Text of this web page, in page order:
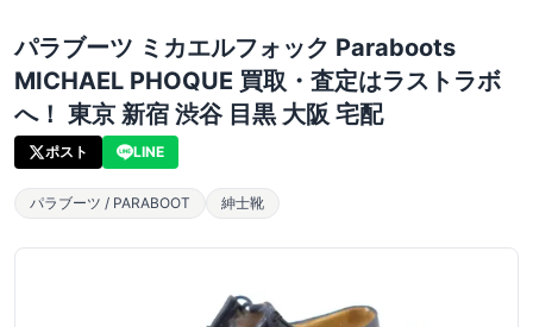
パラブーツ ミカエルフォック Paraboots
MICHAEL PHOQUE 買取・査定はラストラボ
へ！ 東京 新宿 渋谷 目黒 大阪 宅配
ポスト LINE
パラブーツ / PARABOOT 紳士靴